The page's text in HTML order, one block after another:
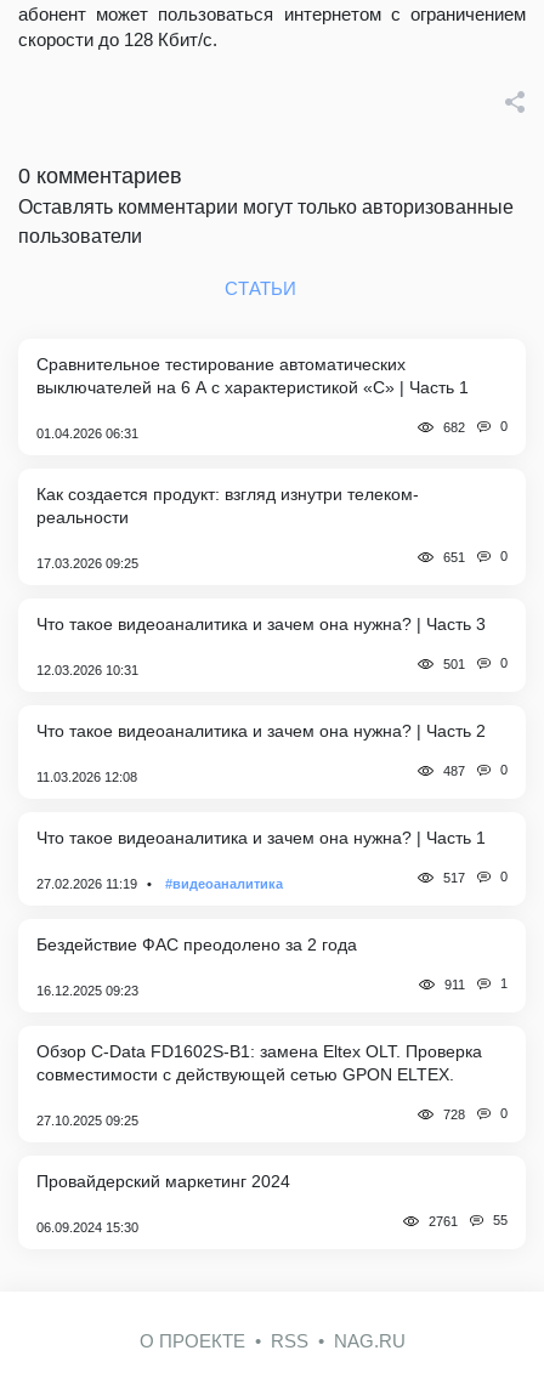
абонент может пользоваться интернетом с ограничением
скорости до 128 Кбит/с.
0 комментариев
Оставлять комментарии могут только авторизованные
пользователи
СТАТЬИ
Сравнительное тестирование автоматических
выключателей на 6 А с характеристикой «C» | Часть 1
01.04.2026 06:31 682 0
Как создается продукт: взгляд изнутри телеком-
реальности
17.03.2026 09:25 651 0
Что такое видеоаналитика и зачем она нужна? | Часть 3
12.03.2026 10:31 501 0
Что такое видеоаналитика и зачем она нужна? | Часть 2
11.03.2026 12:08 487 0
Что такое видеоаналитика и зачем она нужна? | Часть 1
27.02.2026 11:19 #видеоаналитика 517 0
Бездействие ФАС преодолено за 2 года
16.12.2025 09:23 911 1
Обзор C-Data FD1602S-B1: замена Eltex OLT. Проверка
совместимости с действующей сетью GPON ELTEX.
27.10.2025 09:25 728 0
Провайдерский маркетинг 2024
06.09.2024 15:30 2761 55
О ПРОЕКТЕ RSS NAG.RU